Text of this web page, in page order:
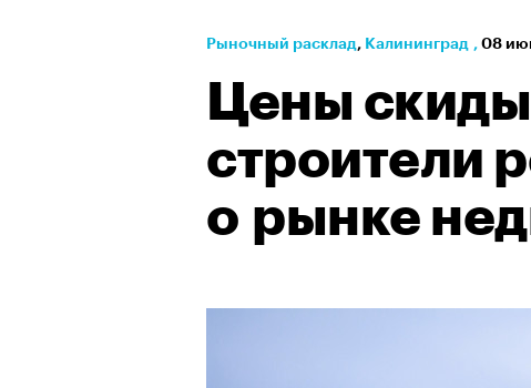
Рыночный расклад⁠, Калининград , 08
Цены
строители
о рынке